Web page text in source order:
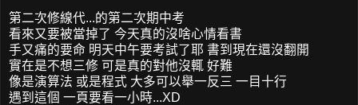
第二次修線代...的第二次期中考
看來又要被當掉了 今天真的沒啥心情看書
手又痛的要命 明天中午要考試了耶 書到現在還沒翻開
實在是不想三修 可是真的對他沒輒 好難
像是演算法 或是程式 大多可以舉一反三 一目十行
遇到這個 一頁要看一小時...XD